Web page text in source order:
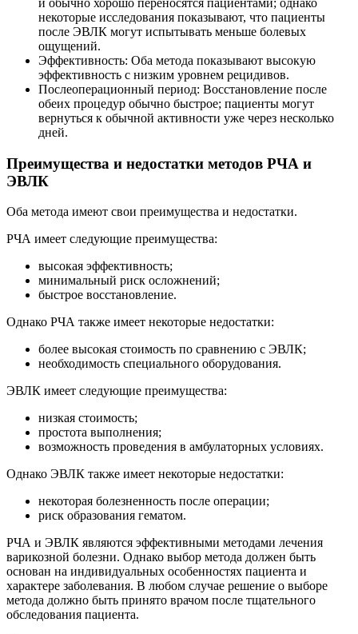
и обычно хорошо переносятся пациентами; однако
некоторые исследования показывают, что пациенты
после ЭВЛК могут испытывать меньше болевых
ощущений.
Эффективность: Оба метода показывают высокую
эффективность с низким уровнем рецидивов.
Послеоперационный период: Восстановление после
обеих процедур обычно быстрое; пациенты могут
вернуться к обычной активности уже через несколько
дней.
Преимущества и недостатки методов РЧА и
ЭВЛК
Оба метода имеют свои преимущества и недостатки.
РЧА имеет следующие преимущества:
высокая эффективность;
минимальный риск осложнений;
быстрое восстановление.
Однако РЧА также имеет некоторые недостатки:
более высокая стоимость по сравнению с ЭВЛК;
необходимость специального оборудования.
ЭВЛК имеет следующие преимущества:
низкая стоимость;
простота выполнения;
возможность проведения в амбулаторных условиях.
Однако ЭВЛК также имеет некоторые недостатки:
некоторая болезненность после операции;
риск образования гематом.
РЧА и ЭВЛК являются эффективными методами лечения
варикозной болезни. Однако выбор метода должен быть
основан на индивидуальных особенностях пациента и
характере заболевания. В любом случае решение о выборе
метода должно быть принято врачом после тщательного
обследования пациента.